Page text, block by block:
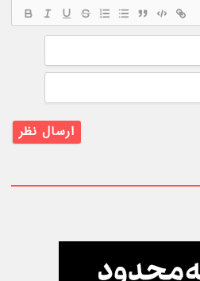
نام
ایمیل